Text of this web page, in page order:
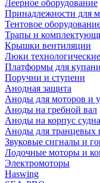
Леерное оборудование
Принадлежности для
Тентовое
Трапы и
Крышки вентиляции
Люки технологические
Платформы для
Поручни и ступени
Анодная защита
Аноды для моторов и
Аноды на гребной вал
Аноды на корпус судна
Аноды для транцевых
Звуковые сигналы и
Лодочные моторы и
Электромоторы
Haswing